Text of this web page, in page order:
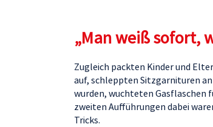
„Man weiß sofort,
Zugleich packten Kinder und
auf, schleppten Sitzgarnituren
wurden, wuchteten Gasflaschen
zweiten Aufführungen dabei
Tricks.